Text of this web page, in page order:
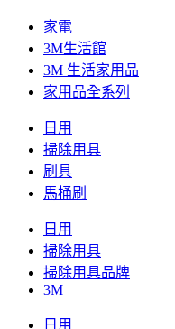
家電
3M生活館
3M 生活家用品
家用品全系列
日用
掃除用具
刷具
馬桶刷
日用
掃除用具
掃除用具品牌
3M
日用